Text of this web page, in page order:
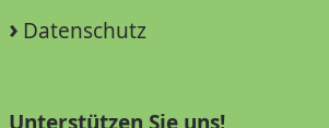
Datenschutz